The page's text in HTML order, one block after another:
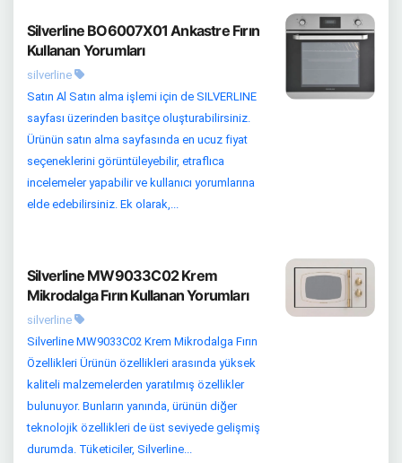
Silverline BO6007X01 Ankastre Fırın
Kullanan Yorumları
silverline
Satın Al Satın alma işlemi için de SILVERLINE
sayfası üzerinden basitçe oluşturabilirsiniz.
Ürünün satın alma sayfasında en ucuz fiyat
seçeneklerini görüntüleyebilir, etraflıca
incelemeler yapabilir ve kullanıcı yorumlarına
elde edebilirsiniz. Ek olarak,...
Silverline MW9033C02 Krem
Mikrodalga Fırın Kullanan Yorumları
silverline
Silverline MW9033C02 Krem Mikrodalga Fırın
Özellikleri Ürünün özellikleri arasında yüksek
kaliteli malzemelerden yaratılmış özellikler
bulunuyor. Bunların yanında, ürünün diğer
teknolojik özellikleri de üst seviyede gelişmiş
durumda. Tüketiciler, Silverline...